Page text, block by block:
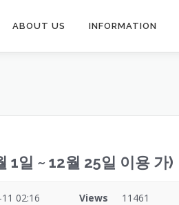
ABOUT US INFORMATION
일 ~ 12월 25일 이용 가)
02:16 Views 11461